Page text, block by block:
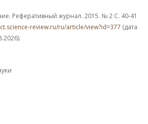
Реферативный журнал. 2015. № 2 С. 40-41
review.ru/ru/article/view?id=377 (дата